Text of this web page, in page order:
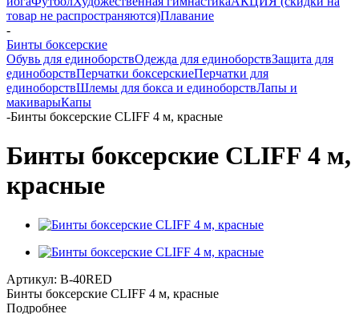
товар не распространяются)Плавание
-
Бинты боксерские
Обувь для единоборствОдежда для единоборствЗащита для
единоборствПерчатки боксерскиеПерчатки для
единоборствШлемы для бокса и единоборствЛапы и
макиварыКапы
-Бинты боксерские CLIFF 4 м, красные
Бинты боксерские CLIFF 4 м,
красные
Артикул: B-40RED
Бинты боксерские CLIFF 4 м, красные
Подробнее